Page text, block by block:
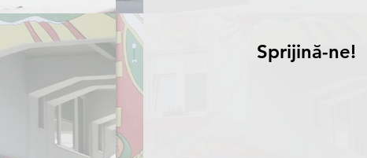
Sprijină-ne!